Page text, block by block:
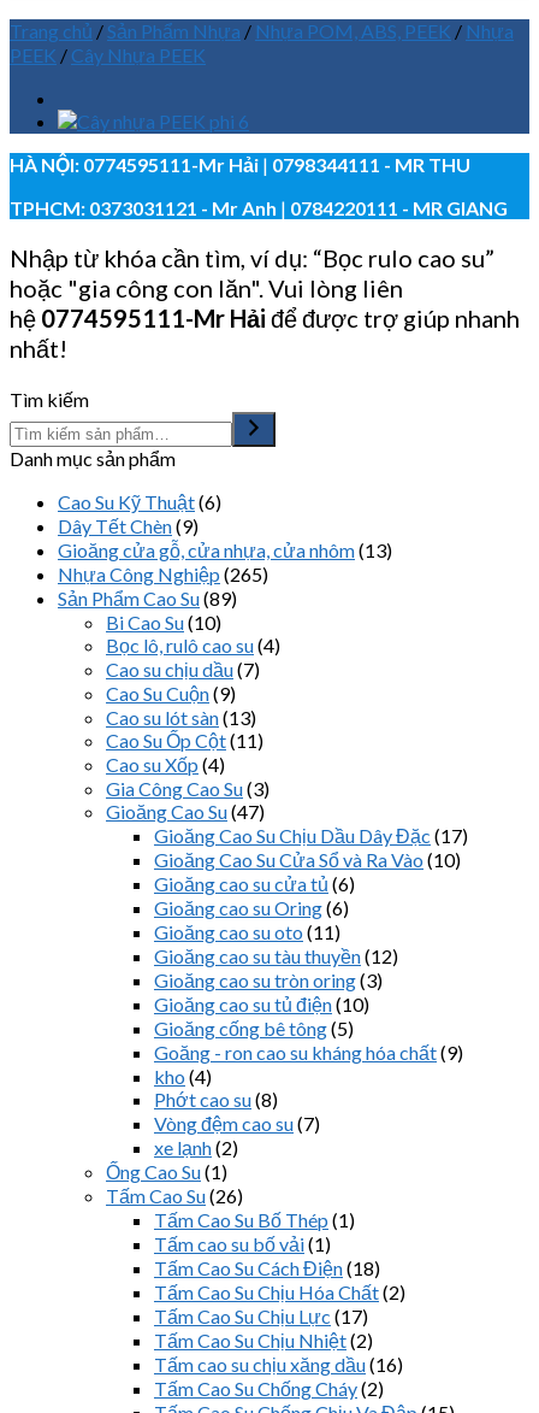
Trang chủ /Sản Phẩm Nhựa / Nhựa POM, ABS, PEEK / Nhựa
PEEK / Cây Nhựa PEEK
HÀ NỘI: 0774595111-Mr Hải | 0798344111 - MR THU
TPHCM: 0373031121 - Mr Anh | 0784220111 - MR GIANG
Nhập từ khóa cần tìm, ví dụ: “Bọc rulo cao su”
hoặc "gia công con lăn". Vui lòng liên
hệ 0774595111-Mr Hải để được trợ giúp nhanh
nhất!
Tìm kiếm
Danh mục sản phẩm
Cao Su Kỹ Thuật(6)
Dây Tết Chèn(9)
Gioăng cửa gỗ, cửa nhựa, cửa nhôm(13)
Nhựa Công Nghiệp (265)
Sản Phẩm Cao Su(89)
Bi Cao Su(10)
Bọc lô, rulô cao su(4)
Cao su chịu dầu(7)
Cao Su Cuộn(9)
Cao su lót sàn(13)
Cao Su Ốp Cột(11)
Cao su Xốp (4)
Gia Công Cao Su(3)
Gioăng Cao Su(47)
Gioăng Cao Su Chịu Dầu Dây Đặc (17)
Gioăng Cao Su Cửa Sổ và Ra Vào (10)
Gioăng cao su cửa tủ (6)
Gioăng cao su Oring(6)
Gioăng cao su oto (11)
Gioăng cao su tàu thuyền(12)
Gioăng cao su tròn oring(3)
Gioăng cao su tủ điện(10)
Gioăng cống bê tông(5)
Goăng - ron cao su kháng hóa chất(9)
kho (4)
Phớt cao su(8)
Vòng đệm cao su(7)
xe lạnh(2)
Ống Cao Su(1)
Tấm Cao Su(26)
Tấm Cao Su Bố Thép (1)
Tấm cao su bố vải(1)
Tấm Cao Su Cách Điện(18)
Tấm Cao Su Chịu Hóa Chất(2)
Tấm Cao Su Chịu Lực (17)
Tấm Cao Su Chịu Nhiệt(2)
Tấm cao su chịu xăng dầu(16)
Tấm Cao Su Chống Cháy(2)